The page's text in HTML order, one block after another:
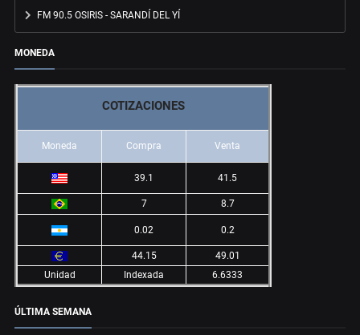
FM 90.5 OSIRIS - SARANDÍ DEL YÍ
MONEDA
COTIZACIONES
Moneda Compra Venta
39.1 41.5
7 8.7
0.02 0.2
44.15
49.01
Unidad
Indexada 6.6333
ÚLTIMA SEMANA